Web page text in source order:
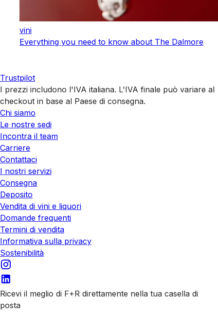
vini
Everything you need to know about The Dalmore
Trustpilot
I prezzi includono l'IVA italiana. L'IVA finale può variare al
checkout in base al Paese di consegna.
Chi siamo
Le nostre sedi
Incontra il team
Carriere
Contattaci
I nostri servizi
Consegna
Deposito
Vendita di vini e liquori
Domande frequenti
Termini di vendita
Informativa sulla privacy
Sostenibilità
Ricevi il meglio di F+R direttamente nella tua casella di
posta